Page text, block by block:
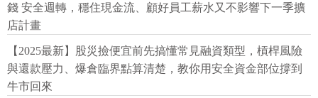
錢 安全週轉，穩住現金流、顧好員工薪水又不影響下一季擴
店計畫
【2025最新】股災撿便宜前先搞懂常見融資類型，槓桿風險
與還款壓力、爆倉臨界點算清楚，教你用安全資金部位撐到
牛市回來